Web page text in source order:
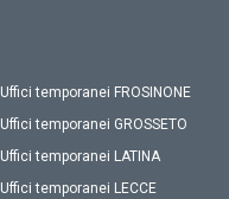
Uffici temporanei FROSINONE
Uffici temporanei GROSSETO
Uffici temporanei LATINA
Uffici temporanei LECCE